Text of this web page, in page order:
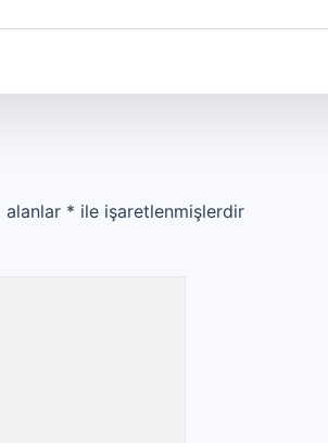
alanlar * ile işaretlenmişlerdir